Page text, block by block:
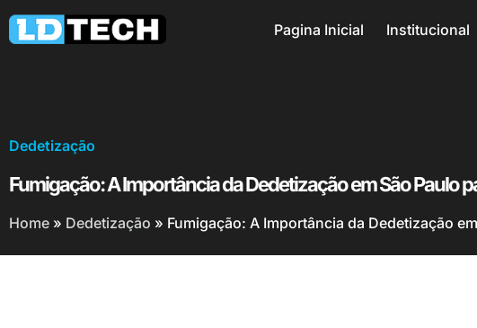
Pagina Inicial Institucional
Dedetização
Fumigação: A Importância da Dedetização em São Paulo
Home » Dedetização » Fumigação: A Importância da Dedetização